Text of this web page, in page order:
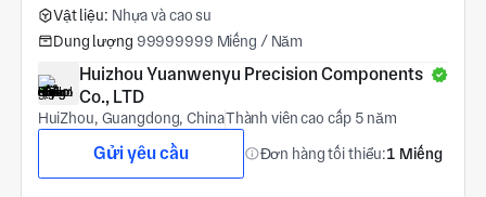
Vật liệu: Nhựa và cao su
Dung lượng 99999999 Miếng / Năm
Huizhou Yuanwenyu Precision Components
Co., LTD
HuiZhou, Guangdong, ChinaThành viên cao cấp 5 năm
Gửi yêu cầu Đơn hàng tối thiểu:1 Miếng